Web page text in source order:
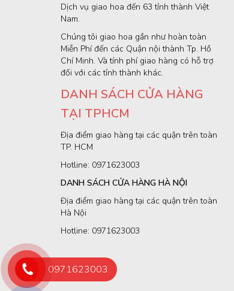
Dịch vụ giao hoa đến 63 tỉnh thành Việt
Nam.
Chúng tôi giao hoa gần như hoàn toàn
Miễn Phí đến các Quận nội thành Tp. Hồ
Chí Minh. Và tính phí giao hàng có hỗ trợ
đối với các tỉnh thành khác.
DANH SÁCH CỬA HÀNG
TẠI TPHCM
Địa điểm giao hàng tại các quận trên toàn
TP. HCM
Hotline: 0971623003
DANH SÁCH CỬA HÀNG HÀ NỘI
Địa điểm giao hàng tại các quận trên toàn
Hà Nội
Hotline: 0971623003
0971623003